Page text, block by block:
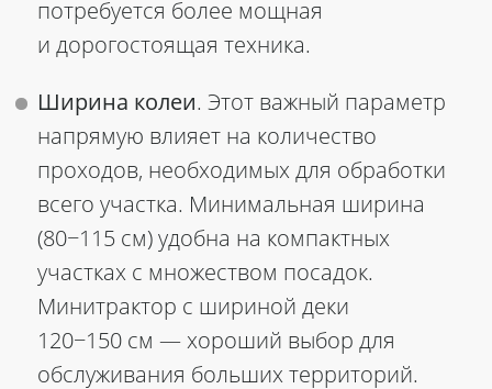
потребуется более мощная
и дорогостоящая техника.
Ширина колеи. Этот важный параметр
напрямую влияет на количество
проходов, необходимых для обработки
всего участка. Минимальная ширина
(80−115 см) удобна на компактных
участках с множеством посадок.
Минитрактор с шириной деки
120−150 см — хороший выбор для
обслуживания больших территорий.